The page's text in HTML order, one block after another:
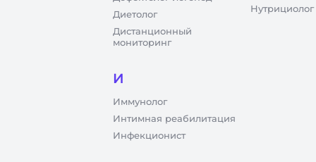
Диетолог
Дистанционный
мониторинг
И
Иммунолог
Интимная реабилитация
Инфекционист
Нутрициолог